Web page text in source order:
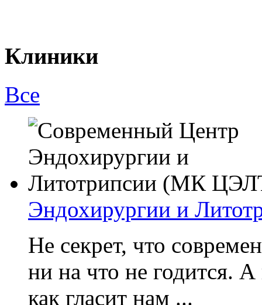
Клиники
Все
Эндохирургии и
Не секрет, что
ни на что не годится.
как гласит нам ...